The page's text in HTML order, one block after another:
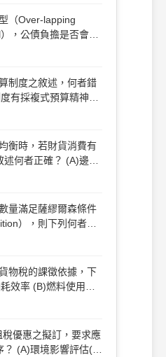
（Over-lapping
，公債負擔是否會移
外債不一定
制度之敘述，何者錯
政部門編製，立法部
剩餘，得移充經常支
衡時，若財貨消費有
正確？ (A)邊際
成本 (B)邊際私人利
數量是最有效率的數
量滿足薩繆爾森條件
），則下列何者正
hypothesis）的論述
經濟效率
物稅的課徵依據，下
量
優惠之擬訂，要求應
(B)